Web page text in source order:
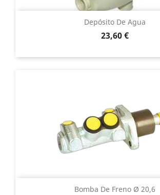
Depósito De Agua
Precio
23,60 €
Bomba De Freno Ø 20,6